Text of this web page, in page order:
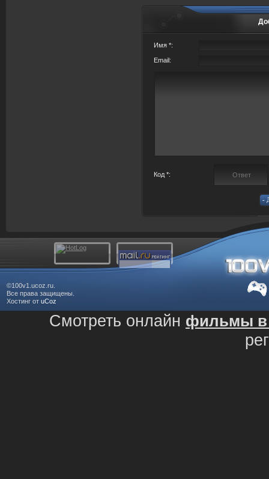
Имя *:
Email:
Код *:
©100v1.ucoz.ru.
Все права защищены.
Хостинг от uCoz
Смотреть онлайн фильмы в